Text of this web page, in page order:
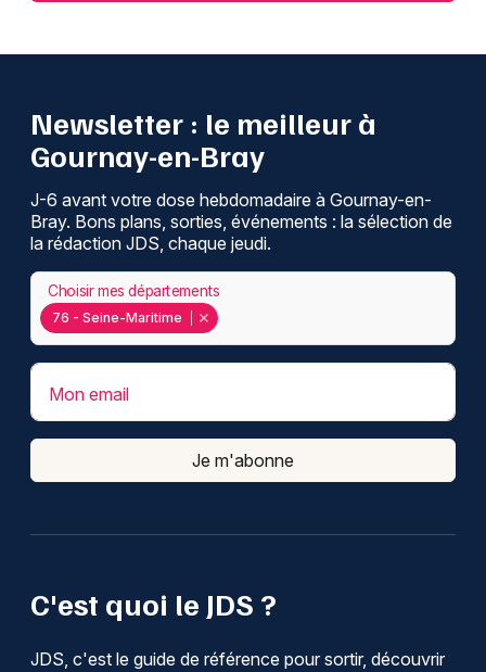
C'est quoi le JDS ?
JDS, c'est le guide de référence pour sortir, découvrir
Newsletter : le meilleur à
Gournay-en-Bray
J-6 avant votre dose hebdomadaire à Gournay-en-
Bray. Bons plans, sorties, événements : la sélection de
la rédaction JDS, chaque jeudi.
76 - Seine-Maritime
Choisir mes départements
Mon email
Je m'abonne